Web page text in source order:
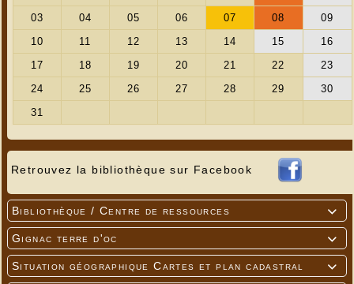
Retrouvez la bibliothèque sur Facebook

Bibliothèque / Centre de ressources

Gignac terre d'oc

Situation géographique Cartes et plan cadastral